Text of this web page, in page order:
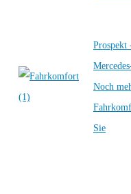
Prospekt
Noch
Sie